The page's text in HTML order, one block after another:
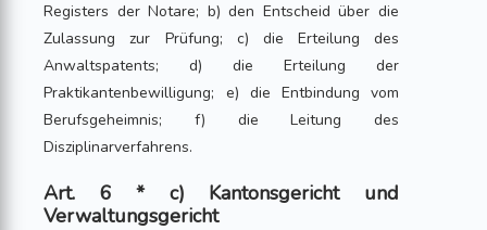
Registers der Notare; b) den Entscheid über die
Zulassung zur Prüfung; c) die Erteilung des
Anwaltspatents; d) die Erteilung der
Praktikantenbewilligung; e) die Entbindung vom
Berufsgeheimnis; f) die Leitung des
Disziplinarverfahrens.
Art. 6 * c) Kantonsgericht und
Verwaltungsgericht